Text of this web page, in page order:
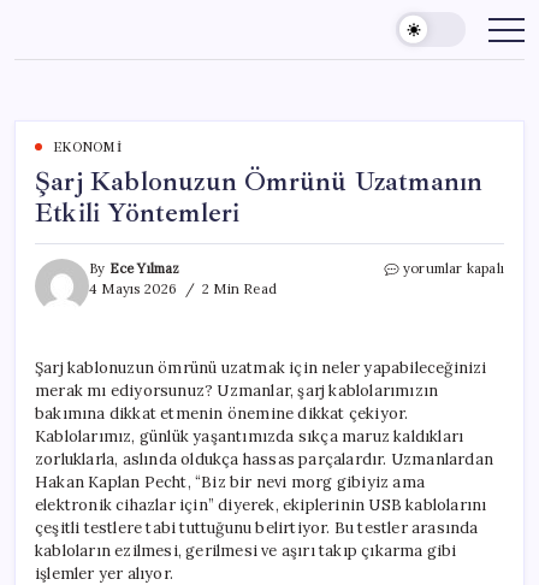
content
EKONOMI
Şarj Kablonuzun Ömrünü Uzatmanın
Etkili Yöntemleri
By Ece Yılmaz
4 Mayıs 2026
2 Min Read
Şarj
Yöntemleri
için
yorumlar kapalı
Şarj kablonuzun ömrünü uzatmak için neler yapabileceğinizi
merak mı ediyorsunuz? Uzmanlar, şarj kablolarımızın
bakımına dikkat etmenin önemine dikkat çekiyor.
Kablolarımız, günlük yaşantımızda sıkça maruz kaldıkları
zorluklarla, aslında oldukça hassas parçalardır. Uzmanlardan
Hakan Kaplan Pecht, “Biz bir nevi morg gibiyiz ama
elektronik cihazlar için” diyerek, ekiplerinin USB kablolarını
çeşitli testlere tabi tuttuğunu belirtiyor. Bu testler arasında
kabloların ezilmesi, gerilmesi ve aşırı takıp çıkarma gibi
işlemler yer alıyor.